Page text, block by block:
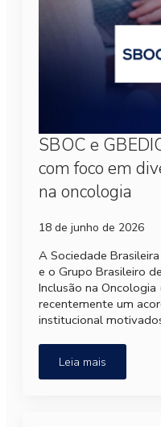
SBOC e
com foco em
na oncologia
18 de junho de 2026
A Sociedade
e o Grupo Brasileiro
Inclusão na Oncologia
recentemente um
institucional
Leia mais